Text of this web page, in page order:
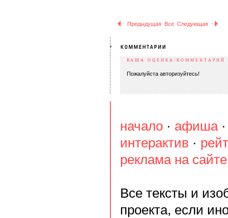
Предыдущая Все Следующая
ВАША ОЦЕНКА/КОММЕНТАРИЙ
Пожалуйста авторизуйтесь!
начало · афиша
интерактив ·
реклама на сайте
Все тексты и
проекта, если